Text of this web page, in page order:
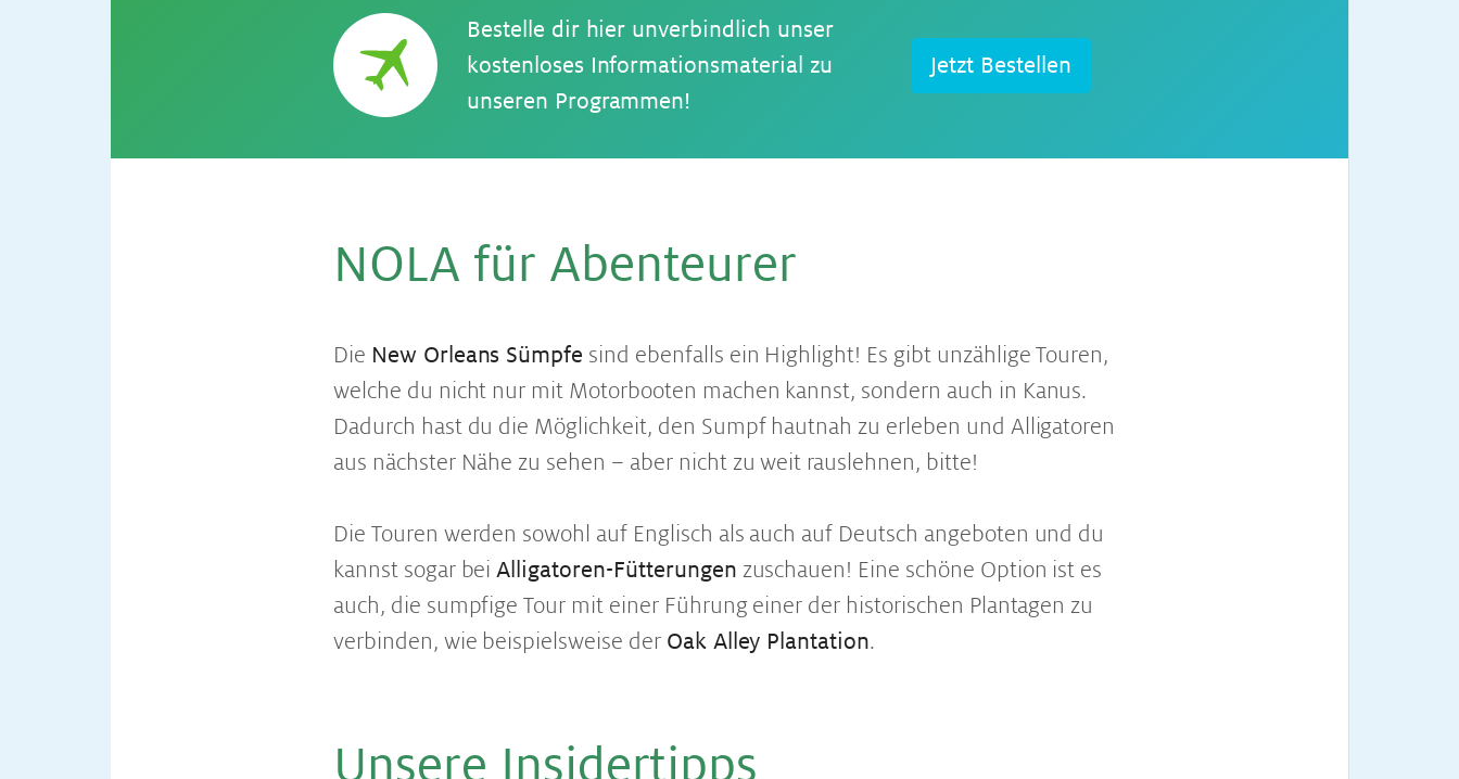
Bestelle dir hier unverbindlich unser
kostenloses Informationsmaterial zu
unseren Programmen!
Jetzt Bestellen
NOLA für Aben­teu­rer
Die New Orleans Sümpfe sind ebenfalls ein Highlight! Es gibt unzählige Touren,
welche du nicht nur mit Motorbooten machen kannst, sondern auch in Kanus.
Dadurch hast du die Möglichkeit, den Sumpf hautnah zu erleben und Alligatoren
aus nächster Nähe zu sehen – aber nicht zu weit rauslehnen, bitte!
Die Touren werden sowohl auf Englisch als auch auf Deutsch angeboten und du
kannst sogar beiAlligatoren-Fütterungen zuschauen! Eine schöne Option ist es
auch, die sumpfige Tour mit einer Führung einer der historischen Plantagen zu
verbinden, wie beispielsweise der Oak Alley Plantation.
Un­se­re In­si­der­tipps